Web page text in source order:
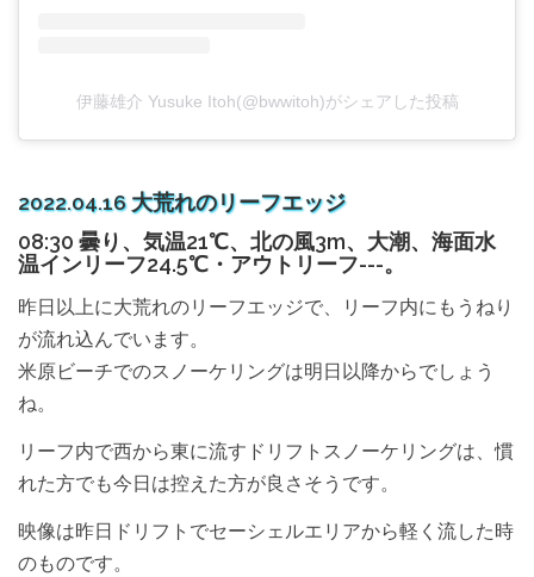
伊藤雄介 Yusuke Itoh(@bwwitoh)がシェアした投稿
2022.04.16 大荒れのリーフエッジ
08:30 曇り、気温21℃、北の風3m、大潮、海面水
温インリーフ24.5℃・アウトリーフ---。
昨日以上に大荒れのリーフエッジで、リーフ内にもうねり
が流れ込んでいます。
米原ビーチでのスノーケリングは明日以降からでしょう
ね。
リーフ内で西から東に流すドリフトスノーケリングは、慣
れた方でも今日は控えた方が良さそうです。
映像は昨日ドリフトでセーシェルエリアから軽く流した時
のものです。